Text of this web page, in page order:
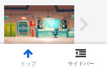
トップ サイドバー